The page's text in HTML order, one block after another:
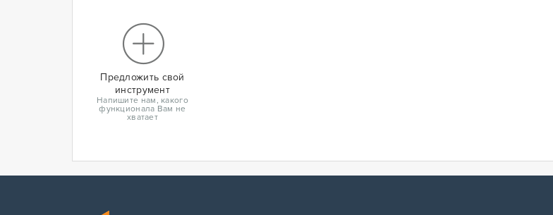
Предложить свой
инструмент
Напишите нам, какого
функционала Вам не
хватает